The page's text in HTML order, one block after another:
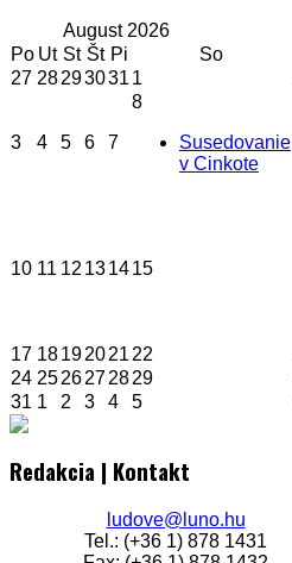
August 2026
Po Ut St Št Pi So
27 28293031 1
3 4 5 6 7
8
Susedovanie
v Cinkote
10 11 12 131415
17 18192021 22
24 2526272829
31 1 2 3 4 5
Redakcia | Kontakt
ludove@luno.hu
Tel.: (+36 1) 878 1431